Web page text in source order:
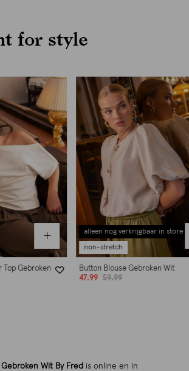
for style
Top Gebroken
alleen nog verkrijgbaar in store
non-stretch
Button Blouse Gebroken Wit
47.99
59.99
Wit By Fred is online en in